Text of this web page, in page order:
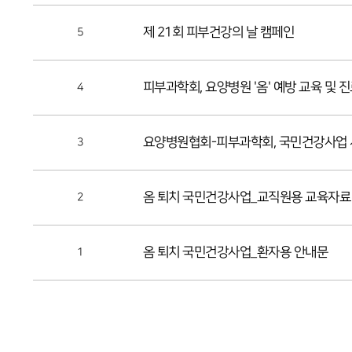
5 제 21회 피부건강의 날 캠페인
4 피부과학회, 요양병원 '옴' 예방 교육 및
3 요양병원협회-피부과학회, 국민건강사업
2 옴 퇴치 국민건강사업_교직원용 교육자료
1 옴 퇴치 국민건강사업_환자용 안내문